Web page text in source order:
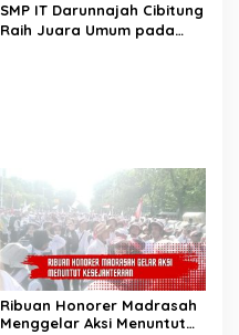
SMP IT Darunnajah Cibitung
Raih Juara Umum pada
Ribuan Honorer Madrasah
Menggelar Aksi Menuntut